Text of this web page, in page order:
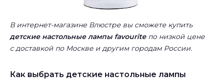
В интернет-магазине Влюстре вы сможете купить
детские настольные лампы favouriteпо низкой цене
с доставкой по Москве и другим городам России.
Как выбрать детские настольные лампы